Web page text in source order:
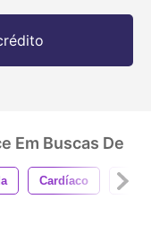
Em Buscas De
Cardíaco